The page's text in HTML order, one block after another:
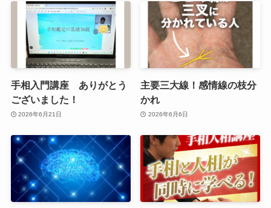
手相入門講座 ありがとう
ございました！
2026年6月21日
主要三大線！感情線の枝分
かれ
2026年6月6日